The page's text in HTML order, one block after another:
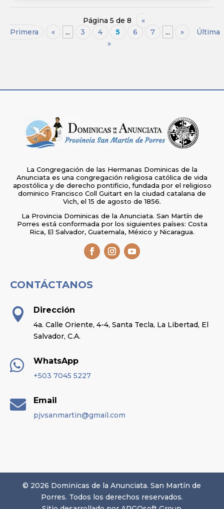
Página 5 de 8
«
Primera
« ... 3 4 5 6 7 ... »
Última
»
La Congregación de las Hermanas Dominicas de la
Anunciata es una congregación religiosa católica de vida
apostólica y de derecho pontificio, fundada por el religioso
dominico Francisco Coll Guitart en la ciudad catalana de
Vich, el 15 de agosto de 1856.
La Provincia Dominicas de la Anunciata. San Martín de
Porres está conformada por los siguientes países: Costa
Rica, El Salvador, Guatemala, México y Nicaragua.
CONTÁCTANOS
 Dirección
4a. Calle Oriente, 4-4, Santa Tecla, La Libertad, El
Salvador, C.A.
 WhatsApp
+503 7045 5227
 Email
pjvsanmartin@gmail.com
© 2026 Dominicas de la Anunciata. San Martín de
Porres. Todos los derechos reservados.